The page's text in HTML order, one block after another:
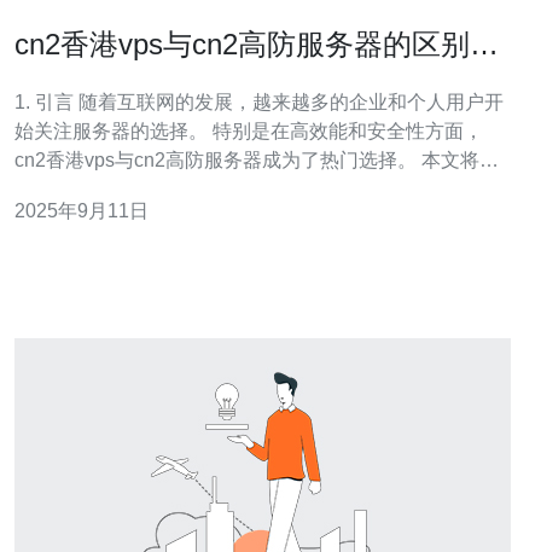
cn2香港vps与cn2高防服务器的区别及
1. 引言 随着互联网的发展，越来越多的企业和个人用户开
始关注服务器的选择。 特别是在高效能和安全性方面，
cn2香港vps与cn2高防服务器成为了热门选择。 本文将详
器。 我们将从技术规格、性能需求、安全性、使用场景和
2025年9月11日